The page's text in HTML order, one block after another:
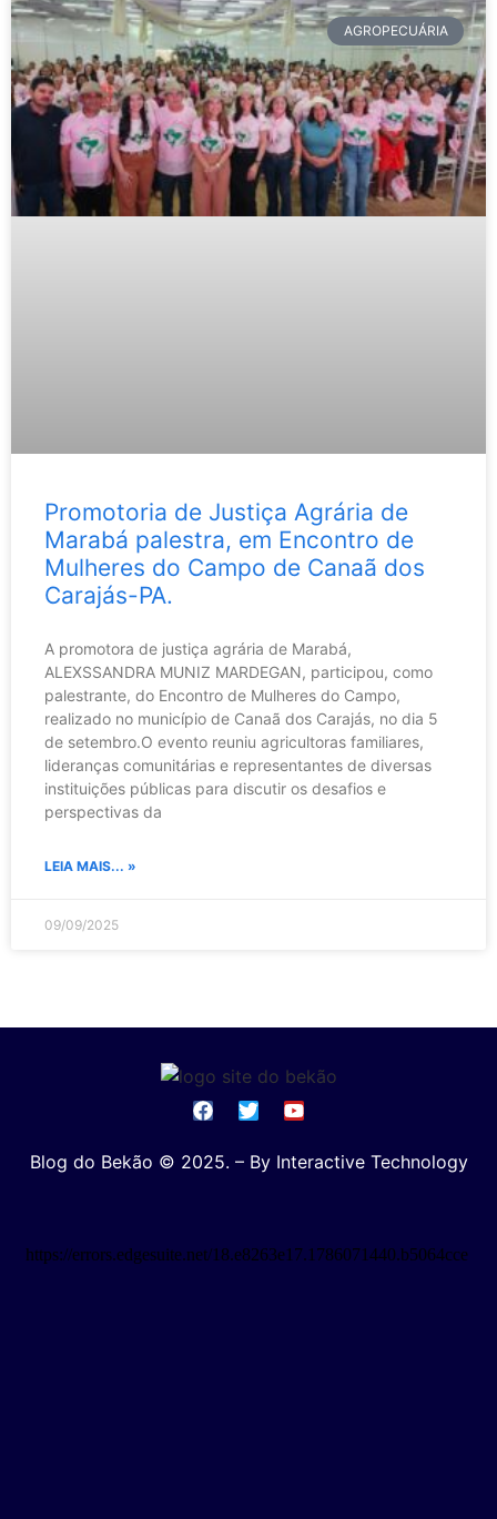
AGROPECUÁRIA
Promotoria de Justiça Agrária de
Marabá palestra, em Encontro de
Mulheres do Campo de Canaã dos
Carajás-PA.
A promotora de justiça agrária de Marabá,
ALEXSSANDRA MUNIZ MARDEGAN, participou, como
palestrante, do Encontro de Mulheres do Campo,
realizado no município de Canaã dos Carajás, no dia 5
de setembro.O evento reuniu agricultoras familiares,
lideranças comunitárias e representantes de diversas
instituições públicas para discutir os desafios e
perspectivas da
LEIA MAIS... »
09/09/2025
Blog do Bekão © 2025. – By Interactive Technology